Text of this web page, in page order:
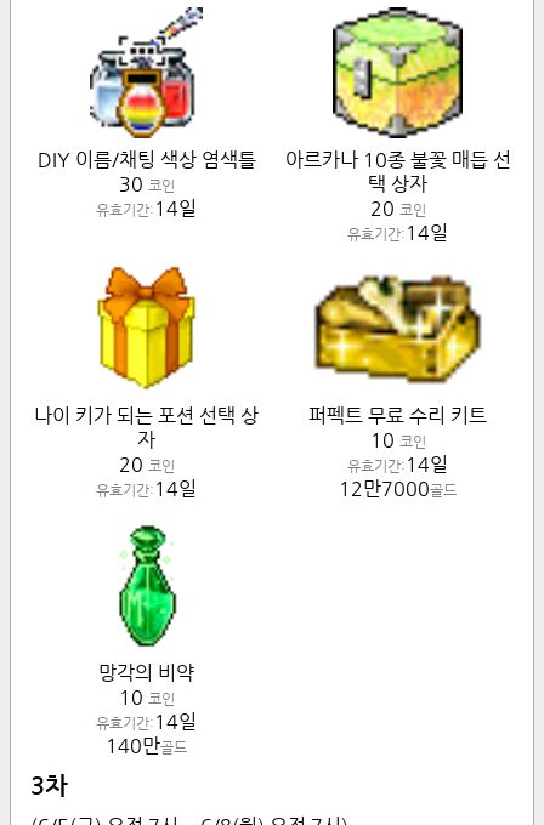
DIY 이름/채팅 색상 염색틀
30 코인
유효기간: 14일
아르카나 10종 불꽃 매듭 선
택 상자
20 코인
유효기간: 14일
나이 키가 되는 포션 선택 상
자
20 코인
유효기간: 14일
퍼펙트 무료 수리 키트
10 코인
유효기간: 14일
12만7000골드
망각의 비약
10 코인
유효기간: 14일
140만골드
3차